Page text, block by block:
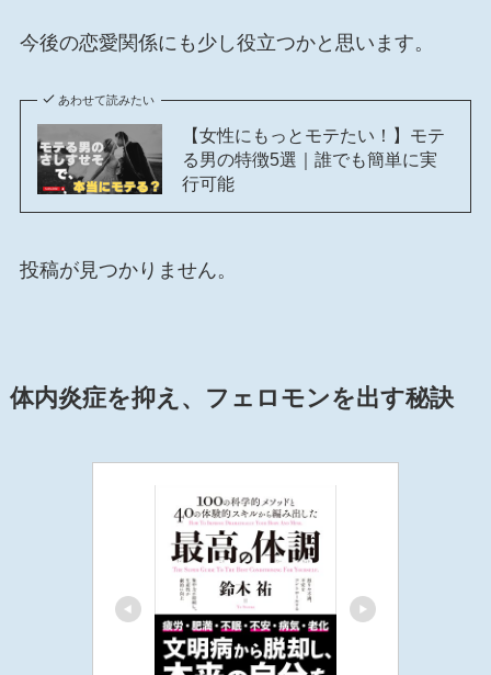
今後の恋愛関係にも少し役立つかと思います。
あわせて読みたい
【女性にもっとモテたい！】モテ
る男の特徴5選｜誰でも簡単に実
行可能
投稿が見つかりません。
体内炎症を抑え、フェロモンを出す秘訣